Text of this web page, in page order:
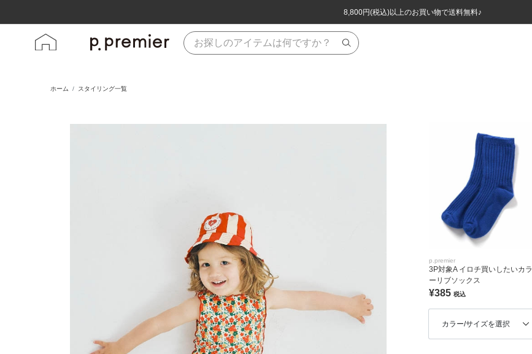
8,800円(税込)以上のお買い物で送料無料♪
ほぼ全品半額！！8/12(水)お昼12:59まで！！
8,800円(税込)以上のお買い物で送料無料♪
ほぼ全品半額！！8/12(水)お昼12:59まで！！
ホーム スタイリング一覧
p.premier
3P対象A イロチ買いしたいカラ
ーリブソックス
¥385 税込
カラー/サイズを選択